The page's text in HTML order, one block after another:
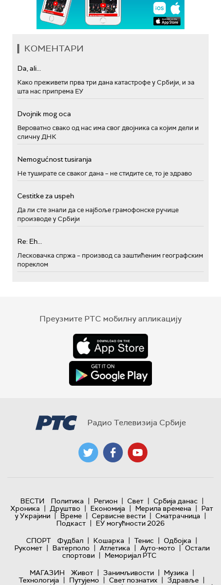
КОМЕНТАРИ
Da, ali...
Како преживети прва три дана катастрофе у Србији, и за
шта нас припрема ЕУ
Dvojnik mog oca
Вероватно свако од нас има свог двојника са којим дели и
сличну ДНК
Nemogućnost tusiranja
Не туширате се сваког дана – не стидите се, то је здраво
Cestitke za uspeh
Да ли сте знали да се најбоље грамофонске ручице
производе у Србији
Re: Eh...
Лесковачка спржа – производ са заштићеним географским
пореклом
Преузмите РТС мобилну апликацију
Радио Телевизија Србије
ВЕСТИ Политика | Регион | Свет | Србија данас |
Хроника | Друштво | Економија | Мерила времена | Рат
у Украјини | Време | Сервисне вести | Сматрачница |
Подкаст | ЕУ могућности 2026
СПОРТ
Фудбал | Кошарка | Тенис | Одбојка |
Рукомет | Ватерполо | Атлетика | Ауто-мото | Остали
спортови | Меморијал РТС
МАГАЗИН
Живот | Занимљивости | Музика |
Технологијa | Путујемо | Свет познатих | Здравље |